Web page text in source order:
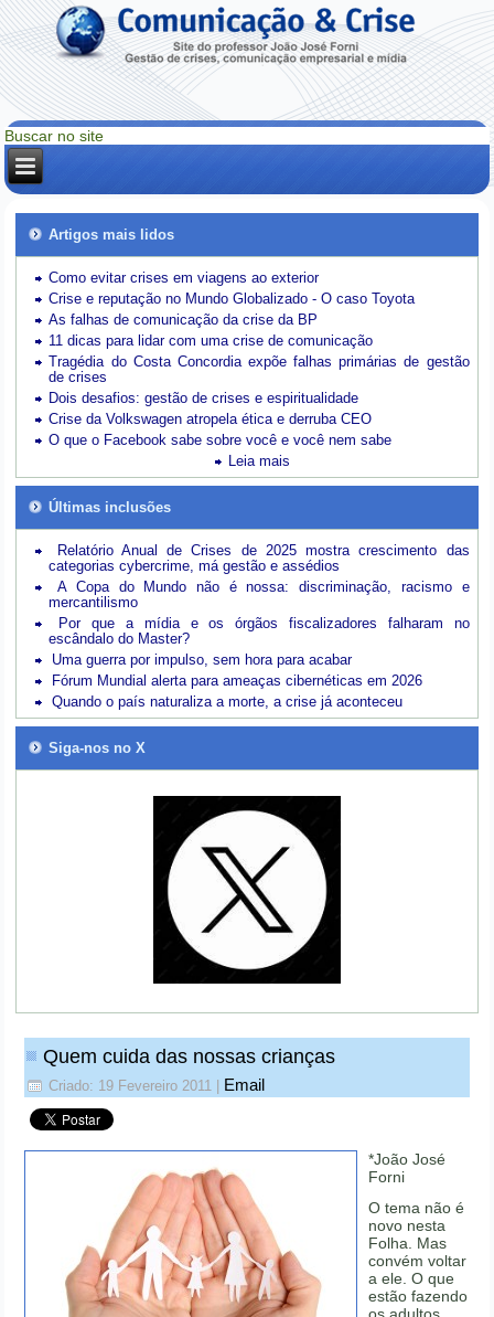
Artigos mais lidos
Como evitar crises em viagens ao exterior
Crise e reputação no Mundo Globalizado - O caso Toyota
As falhas de comunicação da crise da BP
11 dicas para lidar com uma crise de comunicação
Tragédia do Costa Concordia expõe falhas primárias de gestão
de crises
Dois desafios: gestão de crises e espiritualidade
Crise da Volkswagen atropela ética e derruba CEO
O que o Facebook sabe sobre você e você nem sabe
Leia mais
Últimas inclusões
Relatório Anual de Crises de 2025 mostra crescimento das
categorias cybercrime, má gestão e assédios
A Copa do Mundo não é nossa: discriminação, racismo e
mercantilismo
Por que a mídia e os órgãos fiscalizadores falharam no
escândalo do Master?
Uma guerra por impulso, sem hora para acabar
Fórum Mundial alerta para ameaças cibernéticas em 2026
Quando o país naturaliza a morte, a crise já aconteceu
Siga-nos no X
Quem cuida das nossas crianças
Criado: 19 Fevereiro 2011 Email
*João José
Forni
O tema não é
novo nesta
Folha. Mas
convém voltar
a ele. O que
estão fazendo